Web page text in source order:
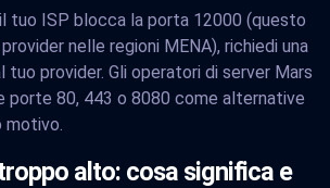
tuo ISP blocca la porta 12000 (questo
nelle regioni MENA), richiedi una
provider. Gli operatori di server Mars
porte 80, 443 o 8080 come alternative
alto: cosa significa e